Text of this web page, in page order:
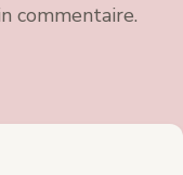
commentaire.